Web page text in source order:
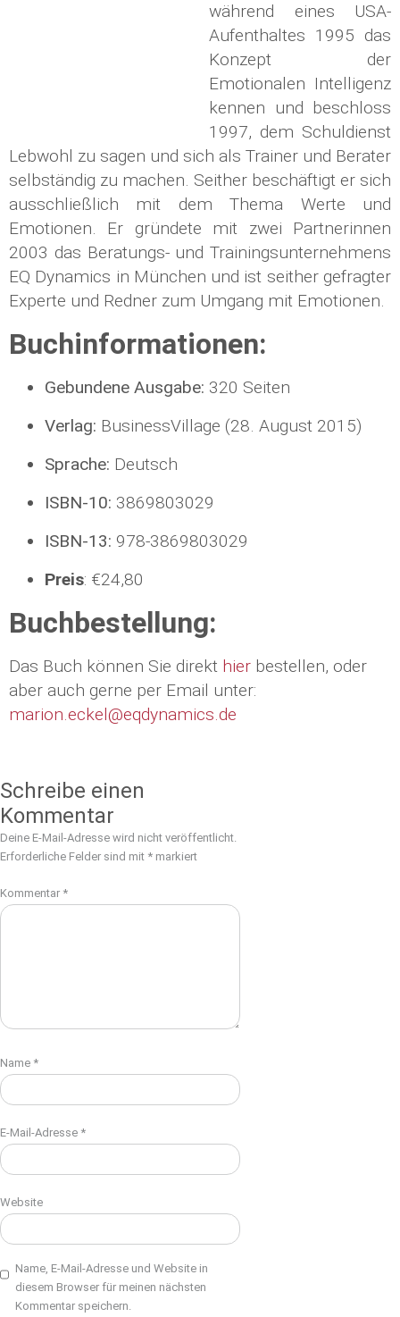
während eines USA-
Aufenthaltes 1995 das
Konzept der
Emotionalen Intelligenz
kennen und beschloss
1997, dem Schuldienst
Lebwohl zu sagen und sich als Trainer und Berater
selbständig zu machen. Seither beschäftigt er sich
ausschließlich mit dem Thema Werte und
Emotionen. Er gründete mit zwei Partnerinnen
2003 das Beratungs- und Trainingsunternehmens
EQ Dynamics in München und ist seither gefragter
Experte und Redner zum Umgang mit Emotionen.
Buchinformationen:
Gebundene Ausgabe: 320 Seiten
Verlag: BusinessVillage (28. August 2015)
Sprache: Deutsch
ISBN-10: 3869803029
ISBN-13: 978-3869803029
Preis: €24,80
Buchbestellung:
Das Buch können Sie direkt hier bestellen, oder
aber auch gerne per Email unter:
marion.eckel@eqdynamics.de
Schreibe einen
Kommentar
Deine E-Mail-Adresse wird nicht veröffentlicht.
Erforderliche Felder sind mit * markiert
Kommentar *
Name *
E-Mail-Adresse *
Website
Name, E-Mail-Adresse und Website in
diesem Browser für meinen nächsten
Kommentar speichern.